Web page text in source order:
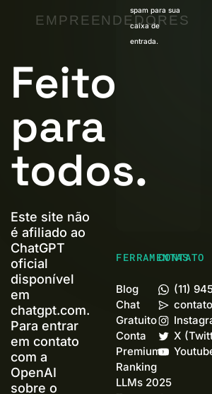
Feito
para
todos.
Este site não
é afiliado ao
ChatGPT
oficial
disponível
em
chatgpt.com.
Para entrar
em contato
com a
OpenAI
sobre o
EMPREENDEDORES
spam para sua
caixa de
entrada.
FERRAMENTAS
Blog
Chat
Gratuito
Conta
Premium+
Ranking
LLMs 2025
CONTATO
(11)
X